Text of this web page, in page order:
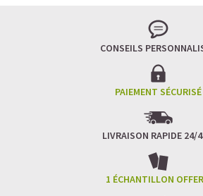
tout en stimulant la concentration.
Un goût légèrement herbacé,
Idéal pour : recharger ses
hydrater, et retrouver focus et sérénité.
Matcha Latte Glacé
SAWONDO RÉINVENTE LE PLAISIR DES
✅ Sans sucre raffiné
CONSEILS
PAIEMENT SÉCURISÉ
LIVRAISON RAPIDE 24/
1 ÉCHANTILLON